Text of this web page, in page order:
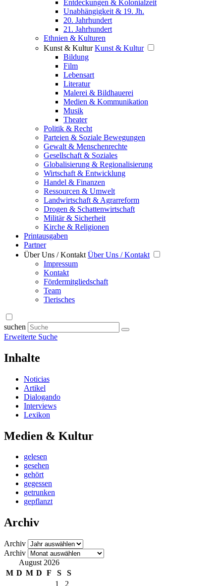
Entdeckungen & Kolonialzeit
Unabhängigkeit & 19. Jh.
20. Jahrhundert
21. Jahrhundert
Ethnien & Kulturen
Kunst & Kultur Kunst & Kultur
Bildung
Film
Lebensart
Literatur
Malerei & Bildhauerei
Medien & Kommunikation
Musik
Theater
Politik & Recht
Parteien & Soziale Bewegungen
Gewalt & Menschenrechte
Gesellschaft & Soziales
Globalisierung & Regionalisierung
Wirtschaft & Entwicklung
Handel & Finanzen
Ressourcen & Umwelt
Landwirtschaft & Agrarreform
Drogen & Schattenwirtschaft
Militär & Sicherheit
Kirche & Religionen
Printausgaben
Partner
Über Uns / Kontakt Über Uns / Kontakt
Impressum
Kontakt
Fördermitgliedschaft
Team
Tierisches
suchen
Erweiterte Suche
Inhalte
Noticias
Artikel
Dialogando
Interviews
Lexikon
Medien & Kultur
gelesen
gesehen
gehört
gegessen
getrunken
gepflanzt
Archiv
Archiv
Archiv
August 2026
M D M D F S
S
1
2